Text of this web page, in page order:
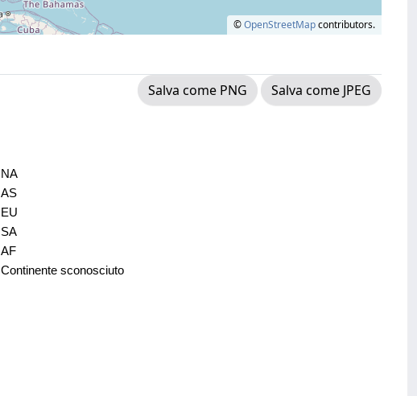
©OpenStreetMapcontributors.
Salva come PNG
Salva come JPEG
NA
AS
EU
SA
AF
Continente sconosciuto